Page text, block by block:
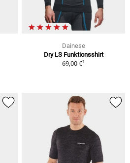
Dainese
Dry LS Funktionsshirt
69,00 €1